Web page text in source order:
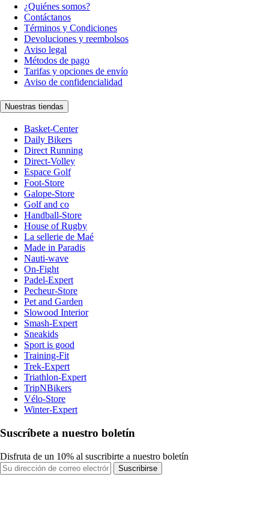
¿Quiénes somos?
Contáctanos
Términos y Condiciones
Devoluciones y reembolsos
Aviso legal
Métodos de pago
Tarifas y opciones de envío
Aviso de confidencialidad
Nuestras tiendas
Basket-Center
Daily Bikers
Direct Running
Direct-Volley
Espace Golf
Foot-Store
Galope-Store
Golf and co
Handball-Store
House of Rugby
La sellerie de Maé
Made in Paradis
Nauti-wave
On-Fight
Padel-Expert
Pecheur-Store
Pet and Garden
Slowood Interior
Smash-Expert
Sneakids
Sport is good
Training-Fit
Trek-Expert
Triathlon-Expert
TripNBikers
Vélo-Store
Winter-Expert
Suscríbete a nuestro boletín
Disfruta de un 10% al suscribirte a nuestro boletín
Suscribirse